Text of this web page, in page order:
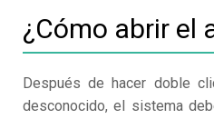
¿Cómo abrir el
Después de hacer doble
desconocido, el sistema